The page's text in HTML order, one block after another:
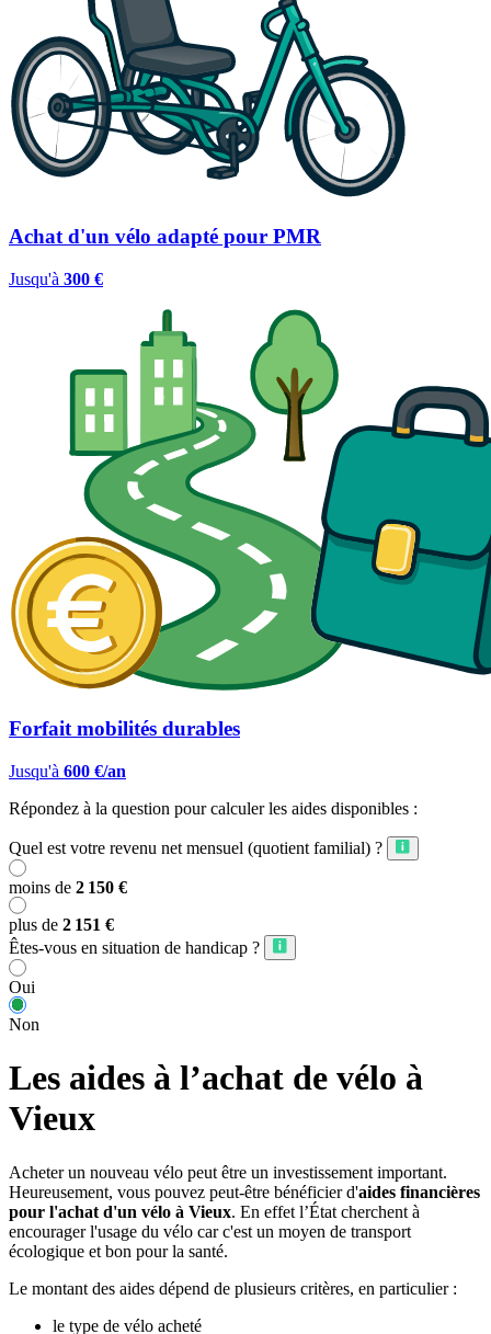
Achat d'un vélo adapté pour PMR
Jusqu'à 300 €
Forfait mobilités durables
Jusqu'à 600 €/an
Répondez à la question pour calculer les aides disponibles :
Quel est votre revenu net mensuel (quotient familial) ?
moins de 2 150 €
plus de 2 151 €
Êtes-vous en situation de handicap ?
Oui
Non
Les aides à l’achat de vélo à
Vieux
Acheter un nouveau vélo peut être un investissement important.
Heureusement, vous pouvez peut-être bénéficier d'aides financières
pour l'achat d'un vélo à Vieux. En effet l’État cherchent à
encourager l'usage du vélo car c'est un moyen de transport
écologique et bon pour la santé.
Le montant des aides dépend de plusieurs critères, en particulier :
le type de vélo acheté